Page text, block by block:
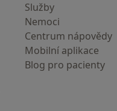
Služby
Nemoci
Centrum nápovědy
Mobilní aplikace
Blog pro pacienty